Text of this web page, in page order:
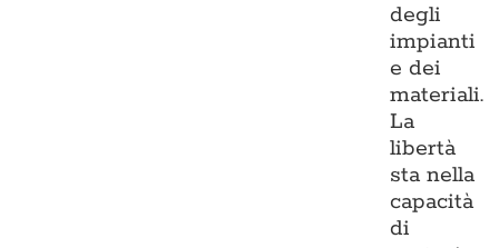
degli
impianti
e dei
materiali.
La
libertà
sta nella
capacità
di